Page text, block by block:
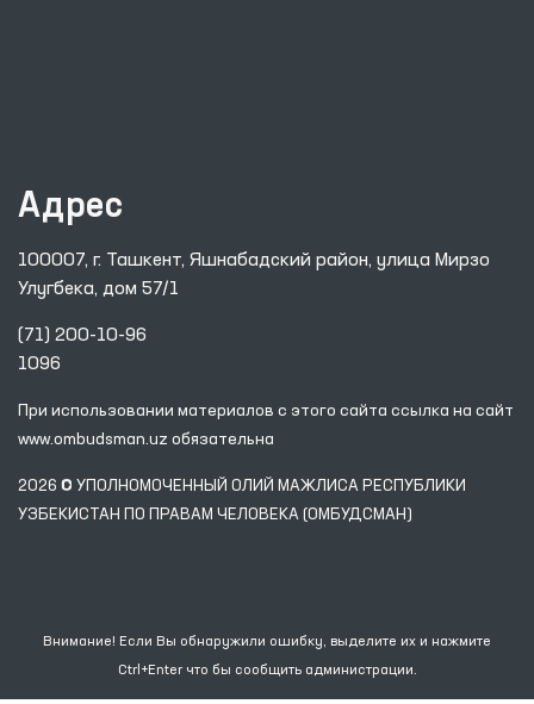
Адрес
100007, г. Ташкент, Яшнабадский район, улица Мирзо
Улугбека, дом 57/1
(71) 200-10-96
1096
При использовании материалов с этого сайта ссылка на сайт
www.ombudsman.uz обязательна
2026 © УПОЛНОМОЧЕННЫЙ ОЛИЙ МАЖЛИСА РЕСПУБЛИКИ
УЗБЕКИСТАН ПО ПРАВАМ ЧЕЛОВЕКА (ОМБУДСМАН)
Внимание! Если Вы обнаружили ошибку, выделите их и нажмите
Ctrl+Enter что бы сообщить администрации.